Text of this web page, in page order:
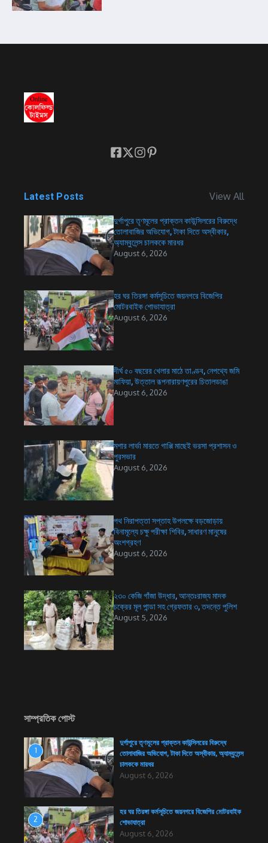
Latest Posts View All
দুর্গাপুরে তৃণমূলের প্রাক্তন কাউন্সিলরের বিরুদ্ধে
তোলাবাজির অভিযোগ, টাকা দিতে অস্বীকার,
অ্যাম্বুলেন্স চালককে মারধর
August 6, 2026
হর ঘর তিরঙ্গা কর্মসূচিতে জয়নগরে বিজেপির
মোটরবাইক শোভাযাত্রা
August 6, 2026
দীর্ঘ ৫০ বছরের খেলার মাঠে তাণ্ডব, নেপথ্যে জমি
মাফিয়া, উত্তাল রূপনারায়ণপুরের চিতালডাঙা
August 6, 2026
মশার লার্ভা মারতে গাপ্পি মাছেই ভরসা প্রশাসন ও
পুরসভার
August 6, 2026
পথ নিরাপত্তা সপ্তাহ উপলক্ষে বড়জোড়ায়
বিনামূল্যে চক্ষু পরীক্ষা শিবির, সাধারণ মানুষের
অংশগ্রহণ
August 6, 2026
২৩০ কেজি গাঁজা উদ্ধার, আন্তঃরাজ্য মাদক
চক্রের মূল পান্ডা সহ গ্রেফতার ৩, তদন্তে পুলিশ
August 5, 2026
সাম্প্রতিক পোস্ট
1
দুর্গাপুরে তৃণমূলের প্রাক্তন কাউন্সিলরের বিরুদ্ধে
তোলাবাজির অভিযোগ, টাকা দিতে অস্বীকার, অ্যাম্বুলেন্স
চালককে মারধর
August 6, 2026
2
হর ঘর তিরঙ্গা কর্মসূচিতে জয়নগরে বিজেপির মোটরবাইক
শোভাযাত্রা
August 6, 2026